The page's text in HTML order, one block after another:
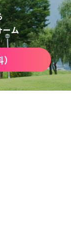
ーム